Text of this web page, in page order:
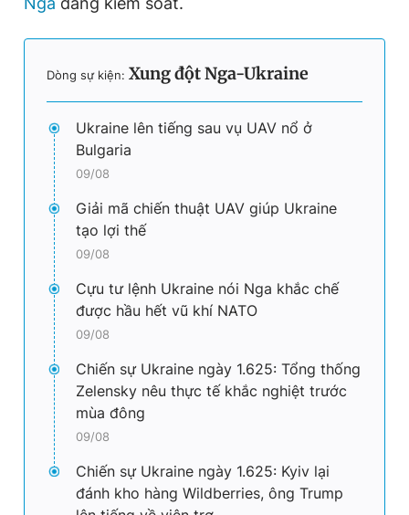
Dòng sự kiện: Xung đột Nga-Ukraine
Ukraine lên tiếng sau vụ UAV nổ ở
Bulgaria
09/08
Giải mã chiến thuật UAV giúp Ukraine
tạo lợi thế
09/08
Cựu tư lệnh Ukraine nói Nga khắc chế
được hầu hết vũ khí NATO
09/08
Chiến sự Ukraine ngày 1.625: Tổng thống
Zelensky nêu thực tế khắc nghiệt trước
mùa đông
09/08
Chiến sự Ukraine ngày 1.625: Kyiv lại
đánh kho hàng Wildberries, ông Trump